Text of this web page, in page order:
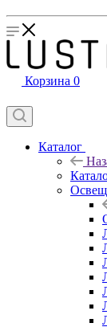
Корзина 0
Каталог